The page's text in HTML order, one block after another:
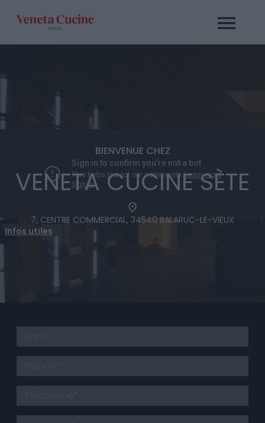
contenu
BIENVENUE CHEZ
VENETA CUCINE SÈTE
7, CENTRE COMMERCIAL, 34540 BALARUC-LE-VIEUX
Infos utiles